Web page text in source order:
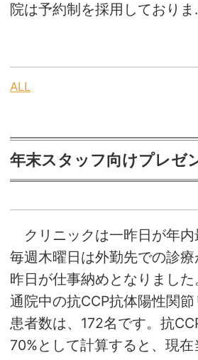
院は予約制を採用しておりま
ALL
年末スタッフ向けプレゼ
クリニックは一昨日が年内
毎週木曜日は外勤先での診療
昨日が仕事納めとなりまし
通院中の抗CCP抗体陽性関節
患者数は、172名です。抗
70%として計算すると、現